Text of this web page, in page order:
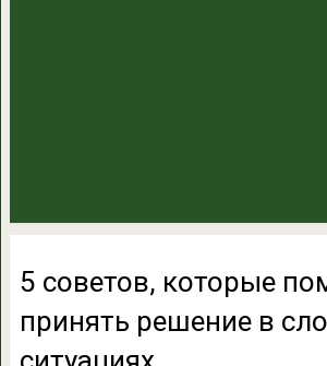
5 советов, которые
принять решение в